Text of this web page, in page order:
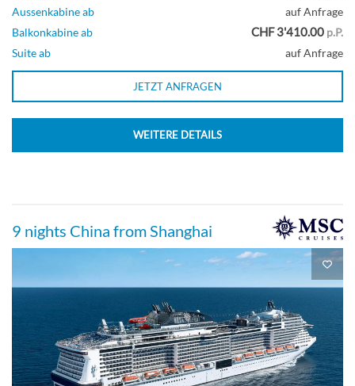
Aussenkabine ab
auf Anfrage
Balkonkabine ab
CHF 3'410.00 p.P.
Suite ab
auf Anfrage
JETZT ANFRAGEN
WEITERE DETAILS
9 nights China from Shanghai